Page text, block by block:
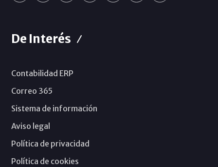
De Interés
Contabilidad ERP
Correo 365
Sistema de información
Aviso legal
Política de privacidad
Política de cookies